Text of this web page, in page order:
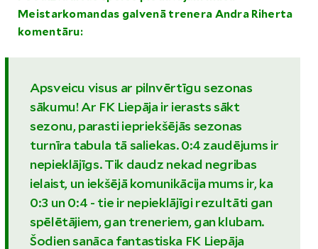
Meistarkomandas galvenā trenera Andra Riherta
komentāru:
Apsveicu visus ar pilnvērtīgu sezonas
sākumu! Ar FK Liepāja ir ierasts sākt
sezonu, parasti iepriekšējās sezonas
turnīra tabula tā saliekas. 0:4 zaudējums ir
nepieklājīgs. Tik daudz nekad negribas
ielaist, un iekšējā komunikācija mums ir, ka
0:3 un 0:4 - tie ir nepieklājīgi rezultāti gan
spēlētājiem, gan treneriem, gan klubam.
Šodien sanāca fantastiska FK Liepāja